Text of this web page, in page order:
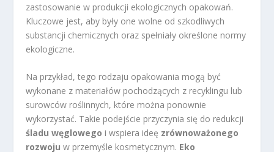
zastosowanie w produkcji ekologicznych opakowań.
Kluczowe jest, aby były one wolne od szkodliwych
substancji chemicznych oraz spełniały określone normy
ekologiczne.
Na przykład, tego rodzaju opakowania mogą być
wykonane z materiałów pochodzących z recyklingu lub
surowców roślinnych, które można ponownie
wykorzystać. Takie podejście przyczynia się do redukcji
śladu węglowego i wspiera ideę zrównoważonego
rozwoju w przemyśle kosmetycznym. Eko